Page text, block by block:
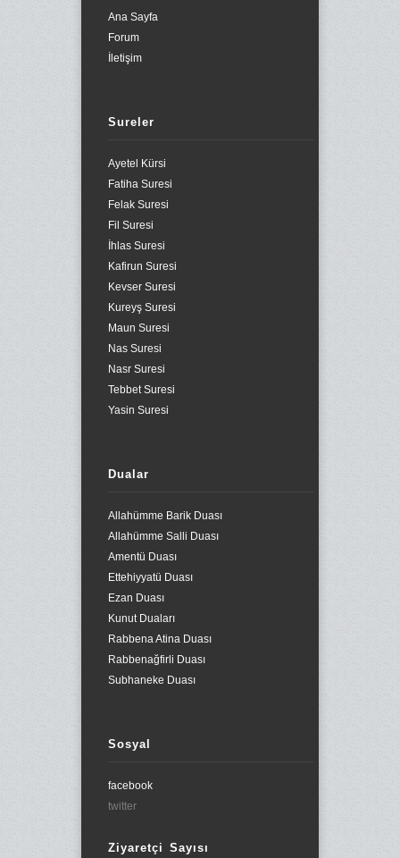
Ana Sayfa
Forum
İletişim
Sureler
Ayetel Kürsi
Fatiha Suresi
Felak Suresi
Fil Suresi
İhlas Suresi
Kafirun Suresi
Kevser Suresi
Kureyş Suresi
Maun Suresi
Nas Suresi
Nasr Suresi
Tebbet Suresi
Yasin Suresi
Dualar
Allahümme Barik Duası
Allahümme Salli Duası
Amentü Duası
Ettehiyyatü Duası
Ezan Duası
Kunut Duaları
Rabbena Atina Duası
Rabbenağfirli Duası
Subhaneke Duası
Sosyal
facebook
twitter
Ziyaretçi Sayısı